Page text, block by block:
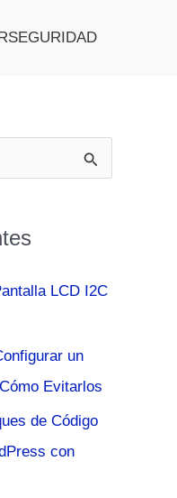
LCD I2C
un
Evitarlos
de Código
con